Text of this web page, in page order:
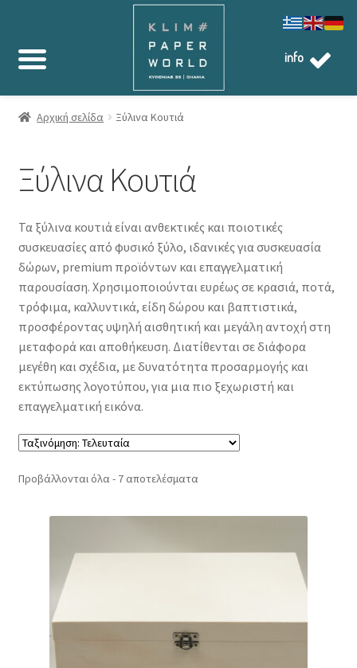
Αρχική σελίδα Ξύλινα Κουτιά
Ξύλινα Κουτιά
Τα ξύλινα κουτιά είναι ανθεκτικές και ποιοτικές
συσκευασίες από φυσικό ξύλο, ιδανικές για συσκευασία
δώρων, premium προϊόντων και επαγγελματική
παρουσίαση. Χρησιμοποιούνται ευρέως σε κρασιά, ποτά,
τρόφιμα, καλλυντικά, είδη δώρου και βαπτιστικά,
προσφέροντας υψηλή αισθητική και μεγάλη αντοχή στη
μεταφορά και αποθήκευση. Διατίθενται σε διάφορα
μεγέθη και σχέδια, με δυνατότητα προσαρμογής και
εκτύπωσης λογοτύπου, για μια πιο ξεχωριστή και
επαγγελματική εικόνα.
Προβάλλονται όλα - 7 αποτελέσματαSorted
latest
info